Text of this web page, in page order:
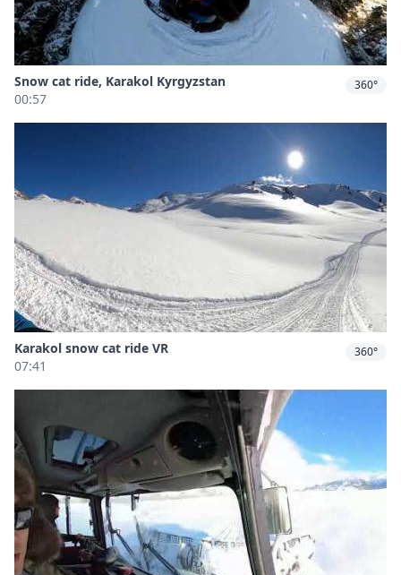
Snow cat ride, Karakol Kyrgyzstan
00:57
360°
Karakol snow cat ride VR
07:41
360°